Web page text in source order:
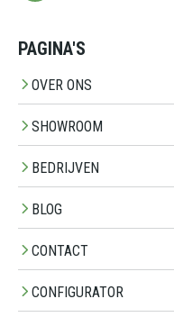
PAGINA'S
OVER ONS
SHOWROOM
BEDRIJVEN
BLOG
CONTACT
CONFIGURATOR